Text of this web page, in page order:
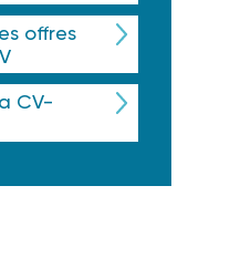
offres
CV-